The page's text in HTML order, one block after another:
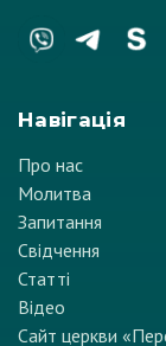
Навігація
Про нас
Молитва
Запитання
Свідчення
Статті
Відео
Сайт церкви